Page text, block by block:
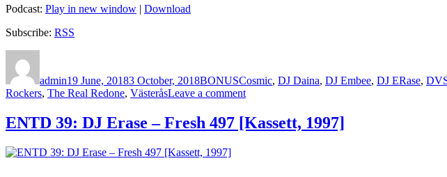
Podcast: Play in new window | Download
Subscribe: RSS
admin19 June, 20183 October, 2018BONUSCosmic, DJ Daina, DJ Embee, DJ ERase,
Rockers, The Real Redone, VästeråsLeave a commenton
23
–
ENTD 39: DJ Erase – Fresh 497 [Kassett, 1997]